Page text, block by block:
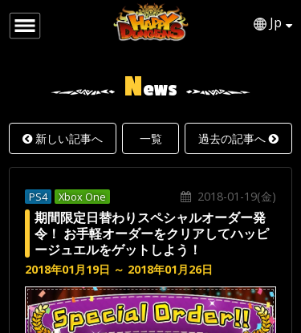
Jp
News
新しい記事へ 過去の記事へ
一覧
PS4 Xbox One 2018-01-19(金)
期間限定日替わりスペシャルオーダー発
令！ お手軽オーダーをクリアしてハッピ
ージュエルをゲットしよう！
2018年01月19日 ～ 2018年01月26日